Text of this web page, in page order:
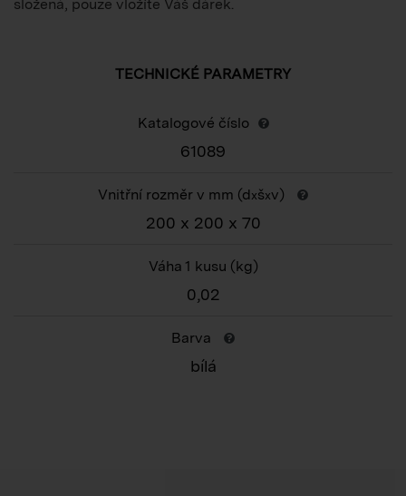
složená, pouze vložíte Váš dárek.
TECHNICKÉ PARAMETRY
Katalogové číslo
61089
Vnitřní rozměr v mm (dxšxv)
200 x 200 x 70
Váha 1 kusu (kg)
0,02
Barva
bílá